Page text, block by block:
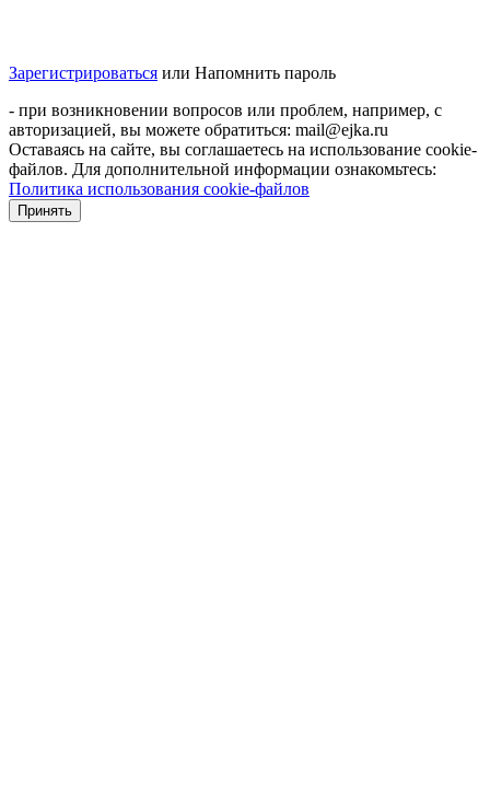
Зарегистрироваться или Напомнить пароль
- при возникновении вопросов или проблем, например, с
авторизацией, вы можете обратиться: mail@ejka.ru
Оставаясь на сайте, вы соглашаетесь на использование cookie-
файлов. Для дополнительной информации ознакомьтесь:
Политика использования cookie-файлов
Принять